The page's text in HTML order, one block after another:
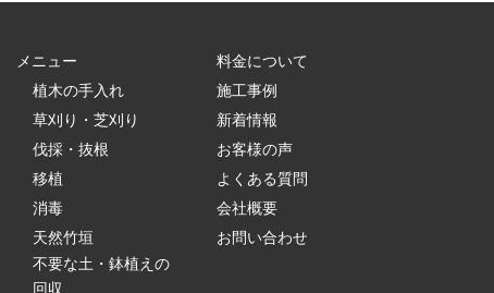
メニュー
植木の手入れ
草刈り・芝刈り
伐採・抜根
移植
消毒
天然竹垣
不要な土・鉢植えの
回収
料金について
施工事例
新着情報
お客様の声
よくある質問
会社概要
お問い合わせ